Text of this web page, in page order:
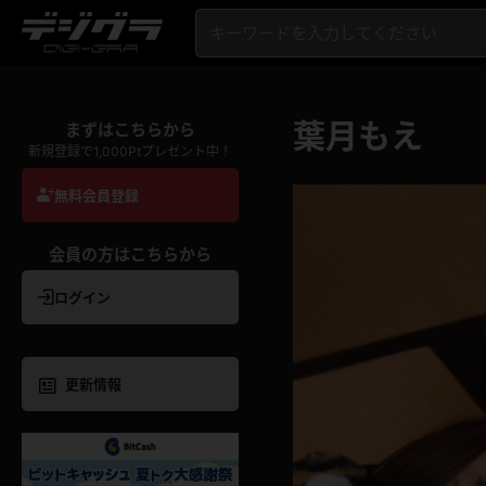
まずはこちらから
新規登録で1,000Ptプレゼント中！
無料会員登録
会員の方はこちらから
ログイン
更新情報
葉月もえ